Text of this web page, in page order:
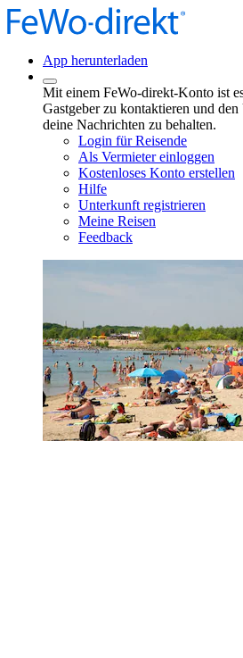
App herunterladen
Mit einem FeWo-direkt-Konto ist
Gastgeber zu kontaktieren und
deine Nachrichten zu behalten.
Login für Reisende
Als Vermieter einloggen
Kostenloses Konto erstellen
Hilfe
Unterkunft registrieren
Meine Reisen
Feedback